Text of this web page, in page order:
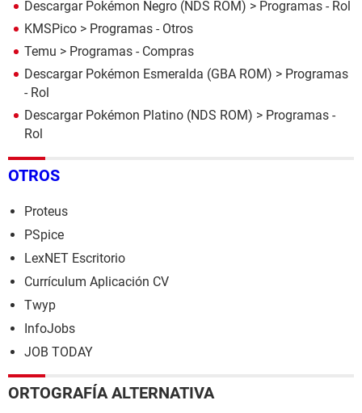
Descargar Pokémon Negro (NDS ROM) > Programas - Rol
KMSPico > Programas - Otros
Temu > Programas - Compras
Descargar Pokémon Esmeralda (GBA ROM) > Programas
- Rol
Descargar Pokémon Platino (NDS ROM) > Programas -
Rol
OTROS
Proteus
PSpice
LexNET Escritorio
Currículum Aplicación CV
Twyp
InfoJobs
JOB TODAY
ORTOGRAFÍA ALTERNATIVA